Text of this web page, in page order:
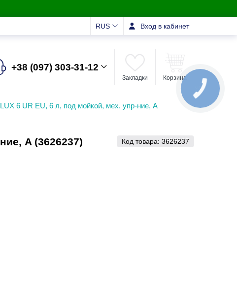
RUS Вход в кабинет
+38 (097) 303-31-12
Закладки Корзина
6 UR EU, 6 л, под мойкой, мех. упр-ние, A
A (3626237) Код товара: 3626237
КНОПКА
ЗВ'ЯЗКУ